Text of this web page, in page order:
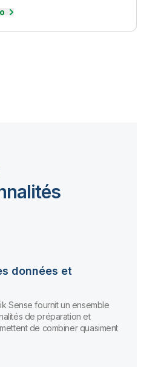
données et
Sense fournit un ensemble
de préparation et
de combiner quasiment